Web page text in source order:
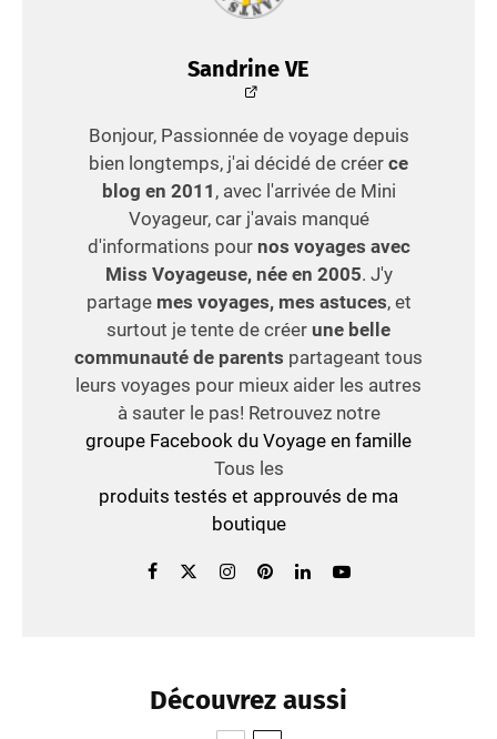
Sandrine VE
Bonjour, Passionnée de voyage depuis
bien longtemps, j'ai décidé de créer ce
blog en 2011 , avec l'arrivée de Mini
Voyageur, car j'avais manqué
d'informations pour nos voyages avec
Miss Voyageuse, née en 2005. J'y
partage mes voyages, mes astuces, et
surtout je tente de créer une belle
communauté de parents partageant tous
leurs voyages pour mieux aider les autres
à sauter le pas! Retrouvez notre
groupe Facebook du Voyage en famille
Tous les
produits testés et approuvés de ma
boutique
Découvrez aussi